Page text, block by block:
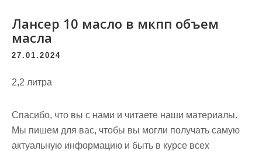
Лансер 10 масло в мкпп объем
масла
27.01.2024
2,2 литра
Спасибо, что вы с нами и читаете наши материалы.
Мы пишем для вас, чтобы вы могли получать самую
актуальную информацию и быть в курсе всех